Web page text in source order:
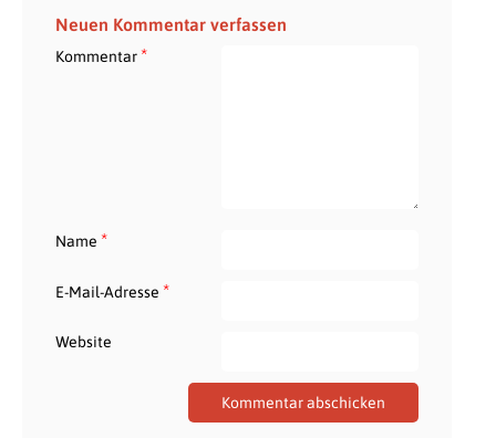
Neuen Kommentar verfassen
Kommentar*
Name *
E-Mail-Adresse *
Website